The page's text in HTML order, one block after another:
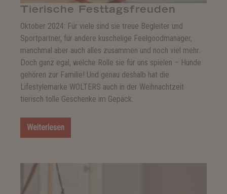
Tierische Festtagsfreuden
Oktober 2024: Für viele sind sie treue Begleiter und
Sportpartner, für andere kuschelige Feelgoodmanager,
manchmal aber auch alles zusammen und noch viel mehr.
Doch ganz egal, welche Rolle sie für uns spielen – Hunde
gehören zur Familie! Und genau deshalb hat die
Lifestylemarke WOLTERS auch in der Weihnachtzeit
tierisch tolle Geschenke im Gepäck.
Weiterlesen